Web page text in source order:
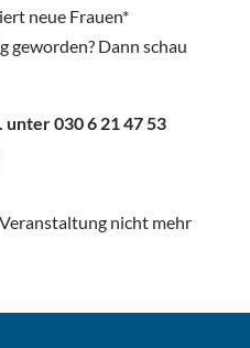
neue Frauen*
geworden? Dann schau
030 6 21 47 53
nicht mehr